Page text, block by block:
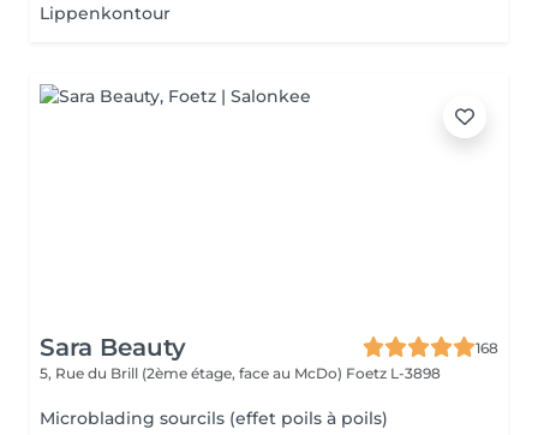
Lippenkontour
Sara Beauty
168
5, Rue du Brill (2ème étage, face au McDo) Foetz L-3898
Microblading sourcils (effet poils à poils)